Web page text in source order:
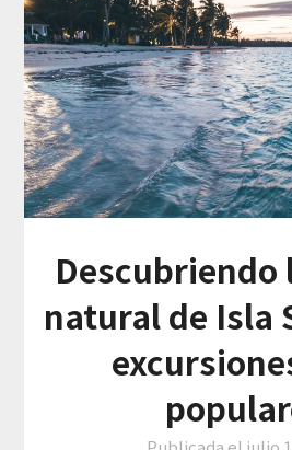
Descubriendo
natural de Isla